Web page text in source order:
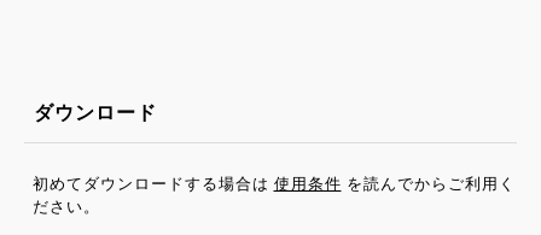
ダウンロード
初めてダウンロードする場合は 使用条件 を読んでからご利用く
ださい。